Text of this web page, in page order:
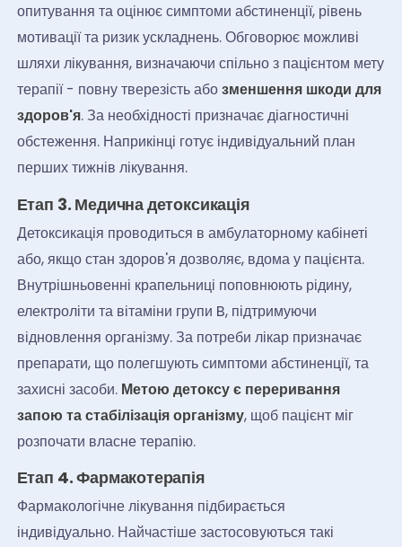
опитування та оцінює симптоми абстиненції, рівень
мотивації та ризик ускладнень. Обговорює можливі
шляхи лікування, визначаючи спільно з пацієнтом мету
терапії - повну тверезість абозменшення шкоди для
здоров'я. За необхідності призначає діагностичні
обстеження. Наприкінці готує індивідуальний план
перших тижнів лікування.
Етап 3. Медична детоксикація
Детоксикація проводиться в амбулаторному кабінеті
або, якщо стан здоров'я дозволяє, вдома у пацієнта.
Внутрішньовенні крапельниці поповнюють рідину,
електроліти та вітаміни групи B, підтримуючи
відновлення організму. За потреби лікар призначає
препарати, що полегшують симптоми абстиненції, та
захисні засоби. Метою детоксу є переривання
запою та стабілізація організму, щоб пацієнт міг
розпочати власне терапію.
Етап 4. Фармакотерапія
Фармакологічне лікування підбирається
індивідуально. Найчастіше застосовуються такі